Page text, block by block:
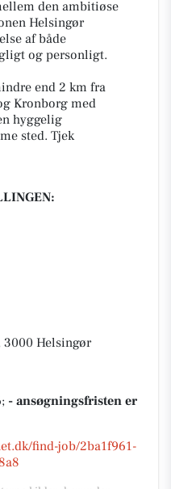
den ambitiøse
Helsingør
af både
og personligt.
end 2 km fra
Kronborg med
hyggelig
sted. Tjek
3000 Helsingør
- ansøgningsfristen er
find-job/2ba1f961-